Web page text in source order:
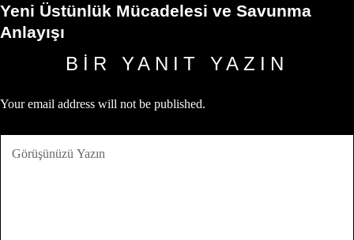
Yeni Üstünlük Mücadelesi ve Savunma
Anlayışı
BIR YANIT YAZIN
Your email address will not be published.